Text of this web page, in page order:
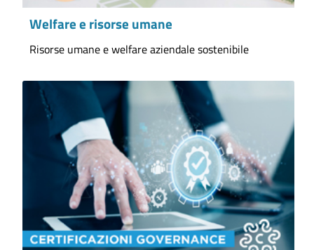
Welfare e risorse umane
Risorse umane e welfare aziendale sostenibile